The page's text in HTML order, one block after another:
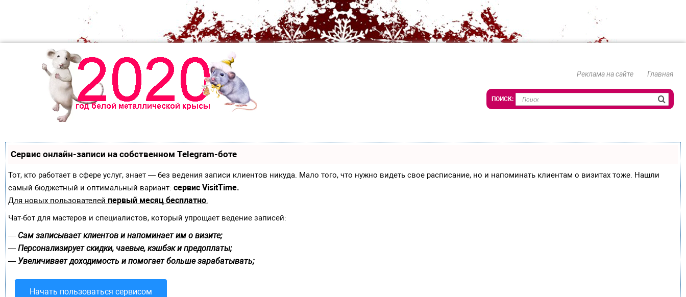
Реклама на сайте Главная
Сервис онлайн-записи на собственном Telegram-боте
Тот, кто работает в сфере услуг, знает — без ведения записи клиентов никуда. Мало того, что нужно видеть свое расписание, но и напоминать клиентам о визитах тоже. Нашли
самый бюджетный и оптимальный вариант: сервис VisitTime.
Для новых пользователей первый месяц бесплатно.
Чат-бот для мастеров и специалистов, который упрощает ведение записей:
— Сам записывает клиентов и напоминает им о визите;
— Персонализирует скидки, чаевые, кэшбэк и предоплаты;
— Увеличивает доходимость и помогает больше зарабатывать;
Начать пользоваться сервисом